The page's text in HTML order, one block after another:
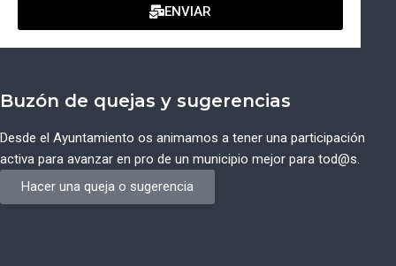
ENVIAR
Buzón de quejas y sugerencias
Desde el Ayuntamiento os animamos a tener una participación
activa para avanzar en pro de un municipio mejor para tod@s.
Hacer una queja o sugerencia